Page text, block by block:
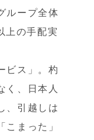
ループ全体
上の手配実
ビス」。杓
く、日本人
、引越しは
こまった」